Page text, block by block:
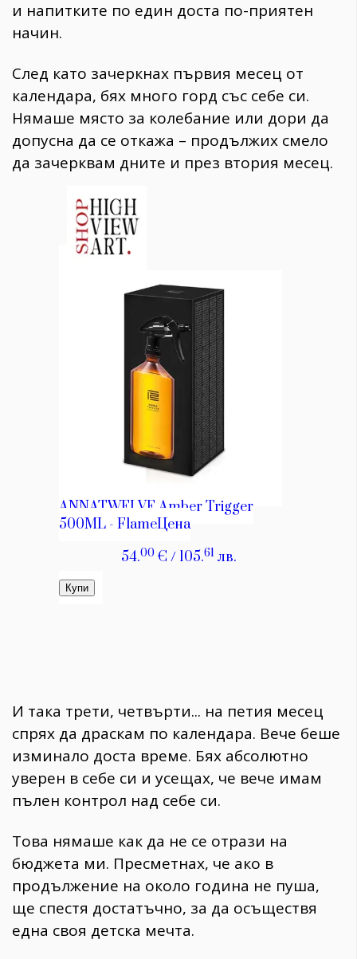
и напитките по един доста по-приятен
начин.
След като зачеркнах първия месец от
календара, бях много горд със себе си.
Нямаше място за колебание или дори да
допусна да се откажа – продължих смело
да зачерквам дните и през втория месец.
И така трети, четвърти... на петия месец
спрях да драскам по календара. Вече беше
изминало доста време. Бях абсолютно
уверен в себе си и усещах, че вече имам
пълен контрол над себе си.
Това нямаше как да не се отрази на
бюджета ми. Пресметнах, че ако в
продължение на около година не пуша,
ще спестя достатъчно, за да осъществя
една своя детска мечта.